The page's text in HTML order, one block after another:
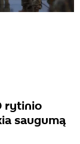
rytinio
saugumą